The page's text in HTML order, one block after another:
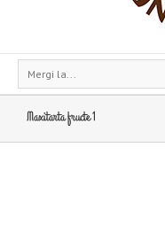
Mergi la...
Maxitarta fructe 1